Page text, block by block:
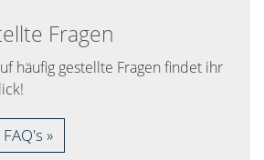
Fragen
häufig gestellte Fragen findet ihr